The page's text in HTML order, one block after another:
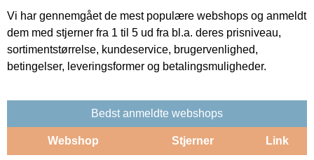
Vi har gennemgået de mest populære webshops og anmeldt
dem med stjerner fra 1 til 5 ud fra bl.a. deres prisniveau,
sortimentstørrelse, kundeservice, brugervenlighed,
betingelser, leveringsformer og betalingsmuligheder.
Bedst anmeldte webshops
Webshop Stjerner Link